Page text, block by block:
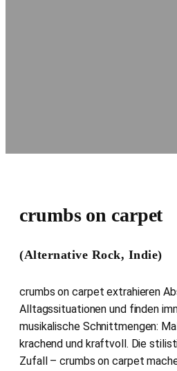
crumbs on carpet
(Alternative Rock, Indie)
crumbs on carpet extrahieren
Alltagssituationen und finden
musikalische Schnittmengen:
krachend und kraftvoll. Die
Zufall – crumbs on carpet